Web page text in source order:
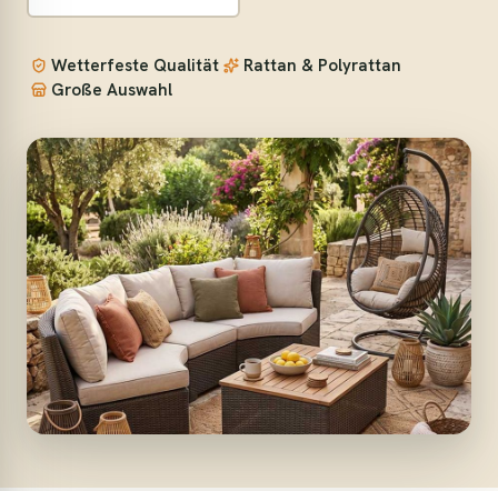
Wetterfeste Qualität
Rattan & Polyrattan
Große Auswahl